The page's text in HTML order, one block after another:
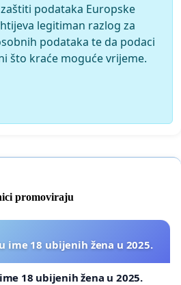
podataka Europske
legitiman razlog za
podataka te da podaci
što kraće moguće vrijeme.
promoviraju
ime 18 ubijenih žena u 2025.
18 ubijenih žena u 2025.